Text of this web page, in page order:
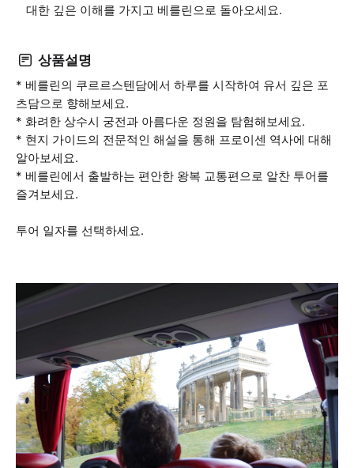
대한 깊은 이해를 가지고 베를린으로 돌아오세요.
상품설명
* 베를린의 쿠르르스텐담에서 하루를 시작하여 유서 깊은 포
츠담으로 향해보세요.
* 화려한 상수시 궁전과 아름다운 정원을 탐험해보세요.
* 현지 가이드의 전문적인 해설을 통해 프로이센 역사에 대해
알아보세요.
* 베를린에서 출발하는 편안한 왕복 교통편으로 알찬 투어를
즐겨보세요.
투어 일자를 선택하세요.